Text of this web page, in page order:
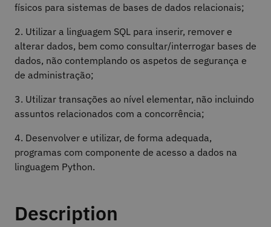
físicos para sistemas de bases de dados relacionais;
2. Utilizar a linguagem SQL para inserir, remover e
alterar dados, bem como consultar/interrogar bases de
dados, não contemplando os aspetos de segurança e
de administração;
3. Utilizar transações ao nível elementar, não incluindo
assuntos relacionados com a concorrência;
4. Desenvolver e utilizar, de forma adequada,
programas com componente de acesso a dados na
linguagem Python.
Description